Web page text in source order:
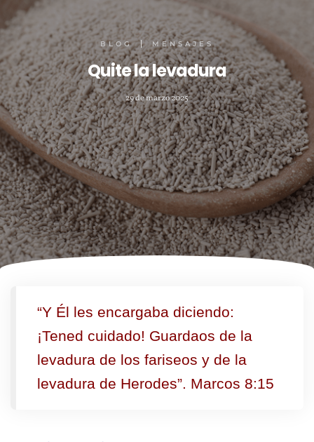
BLOG MENSAJES
Quite la levadura
29 de marzo 2025
la
levadura
“Y Él les encargaba diciendo:
¡Tened cuidado! Guardaos de la
levadura de los fariseos y de la
levadura de Herodes”. Marcos 8:15